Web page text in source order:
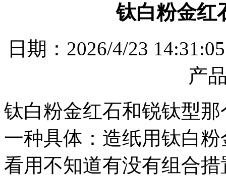
钛白粉金红
日期：2026/4/23
产
钛白粉金红石和锐钛型
一种具体：造纸用钛白
看用不知道有没有组合